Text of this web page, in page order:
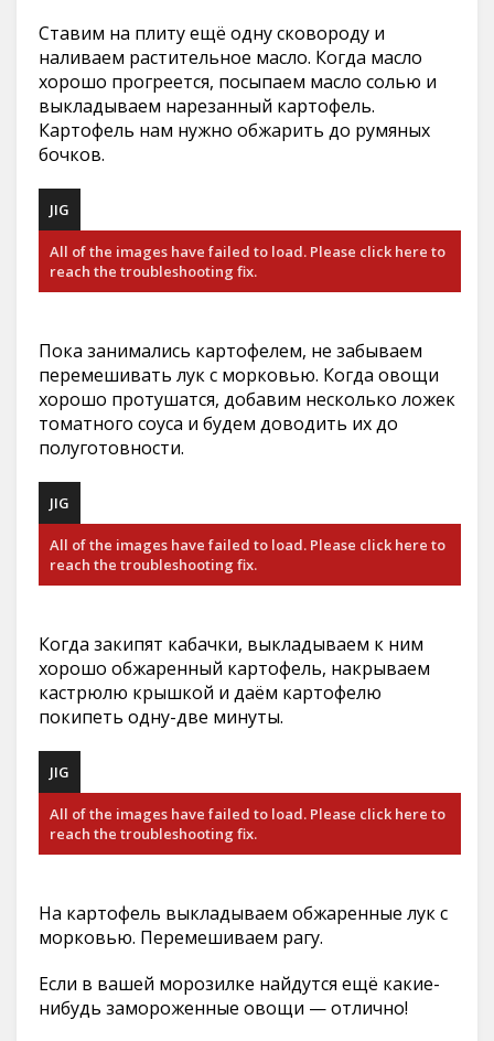
Ставим на плиту ещё одну сковороду и
наливаем растительное масло. Когда масло
хорошо прогреется, посыпаем масло солью и
выкладываем нарезанный картофель.
Картофель нам нужно обжарить до румяных
бочков.
JIG
All of the images have failed to load. Please click here to
reach the troubleshooting fix.
Пока занимались картофелем, не забываем
перемешивать лук с морковью. Когда овощи
хорошо протушатся, добавим несколько ложек
томатного соуса и будем доводить их до
полуготовности.
JIG
All of the images have failed to load. Please click here to
reach the troubleshooting fix.
Когда закипят кабачки, выкладываем к ним
хорошо обжаренный картофель, накрываем
кастрюлю крышкой и даём картофелю
покипеть одну-две минуты.
JIG
All of the images have failed to load. Please click here to
reach the troubleshooting fix.
На картофель выкладываем обжаренные лук с
морковью. Перемешиваем рагу.
Если в вашей морозилке найдутся ещё какие-
нибудь замороженные овощи — отлично!